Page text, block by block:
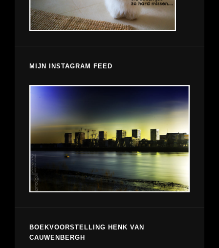
MIJN INSTAGRAM FEED
BOEKVOORSTELLING HENK VAN
CAUWENBERGH